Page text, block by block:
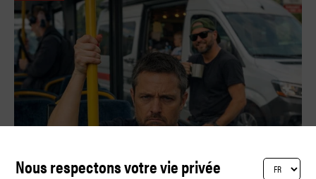
Nous respectons votre vie privée